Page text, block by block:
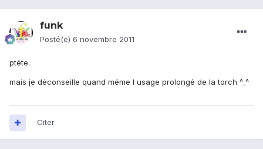
funk
Posté(e) 6 novembre 2011
ptéte.
mais je déconseille quand méme l usage prolongé de la torch ^_^
Citer